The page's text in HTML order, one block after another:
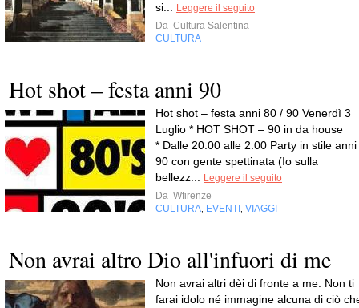
si...
Leggere il seguito
Da Cultura Salentina
CULTURA
Hot shot – festa anni 90
Hot shot – festa anni 80 / 90 Venerdì 3
Luglio * HOT SHOT – 90 in da house
* Dalle 20.00 alle 2.00 Party in stile anni
90 con gente spettinata (Io sulla
bellezz...
Leggere il seguito
Da Wfirenze
CULTURA EVENTI VIAGGI
Non avrai altro Dio all'infuori di me
Non avrai altri dèi di fronte a me. Non ti
farai idolo né immagine alcuna di ciò